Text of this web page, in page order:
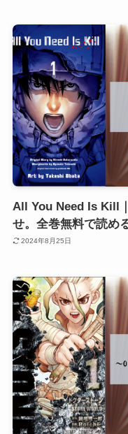
All You Need Is Kill
せ。全巻無料で読め
2024年8月25日